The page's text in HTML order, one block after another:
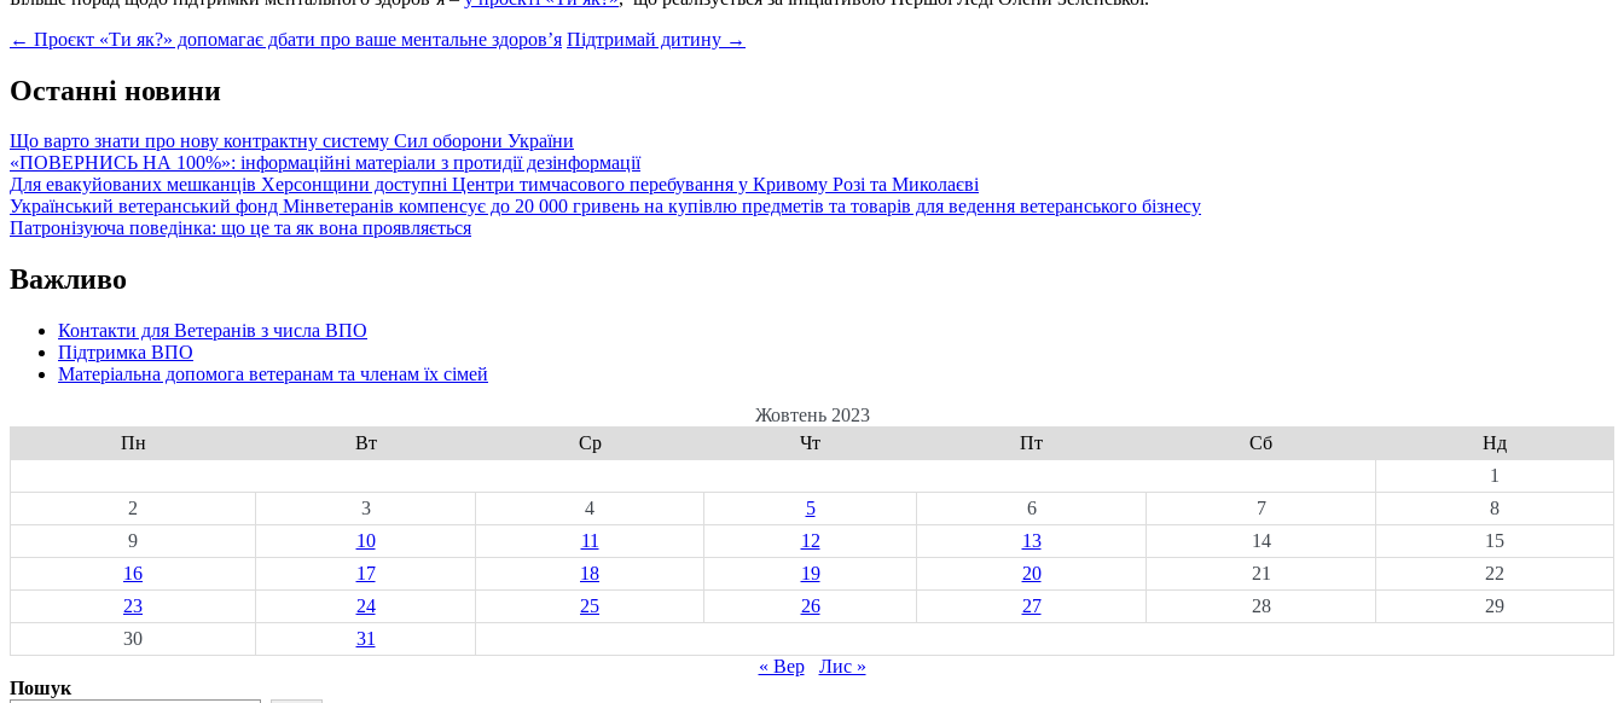
Post
navigation
← Проєкт «Ти як?» допомагає дбати про ваше ментальне здоров’я Підтримай дитину →
Останні новини
Що варто знати про нову контрактну систему Сил оборони України
«ПОВЕРНИСЬ НА 100%»: інформаційні матеріали з протидії дезінформації
Для евакуйованих мешканців Херсонщини доступні Центри тимчасового перебування у Кривому Розі та Миколаєві
Український ветеранський фонд Мінветеранів компенсує до 20 000 гривень на купівлю предметів та товарів для ведення ветеранського бізнесу
Патронізуюча поведінка: що це та як вона проявляється
Важливо
Контакти для Ветеранів з числа ВПО
Підтримка ВПО
Матеріальна допомога ветеранам та членам їх сімей
Жовтень 2023
Пн
Вт Ср Чт Пт Сб
Нд
1
2
3 4 5 6 7
8
9
10 11 12 13 14
15
16
17 18 19 20 21
22
23
24 25 26 27 28
29
30
31
« Вер
Лис »
Пошук